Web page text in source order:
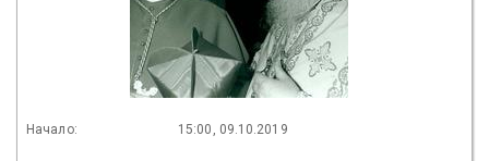
Начало: 15:00, 09.10.2019